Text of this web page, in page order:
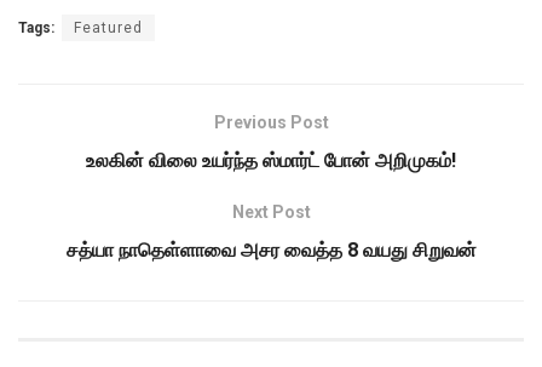
Tags: Featured
Previous Post
உலகின் விலை உயர்ந்த ஸ்மார்ட் போன் அறிமுகம்!
Next Post
சத்யா நாதெள்ளாவை அசர வைத்த 8 வயது சிறுவன்